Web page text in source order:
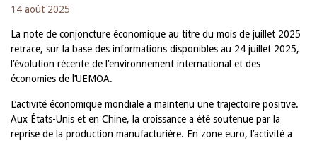
14 août 2025
La note de conjoncture économique au titre du mois de juillet 2025
retrace, sur la base des informations disponibles au 24 juillet 2025,
l’évolution récente de l’environnement international et des
économies de l’UEMOA.
L’activité économique mondiale a maintenu une trajectoire positive.
Aux États-Unis et en Chine, la croissance a été soutenue par la
reprise de la production manufacturière. En zone euro, l’activité a